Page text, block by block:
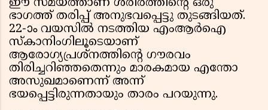
ഈ സമയത്താണ് ശരീരത്തിൻ്റെ ഒരു
ഭാഗത്ത് തരിപ്പ് അനുഭവപ്പെട്ടു തുടങ്ങിയത്.
22-ാം വയസിൽ നടത്തിയ എംആർഐ
സ്കാനിംഗിലൂടെയാണ്
ആരോഗ്യപ്രശ്നത്തിൻ്റെ ഗൗരവം
തിരിച്ചറിഞ്ഞതെന്നും മാരകമായ എന്തോ
അസുഖമാണെന്ന് അന്ന്
ഭയപ്പെട്ടിരുന്നതായും താരം പറയുന്നു.